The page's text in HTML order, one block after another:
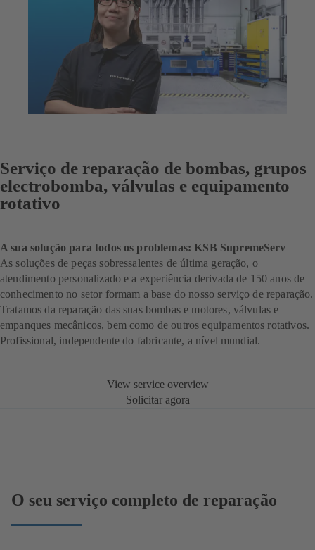
Serviço de reparação de bombas, grupos
electrobomba, válvulas e equipamento
rotativo
A sua solução para todos os problemas: KSB SupremeServ
As soluções de peças sobressalentes de última geração, o
atendimento personalizado e a experiência derivada de 150 anos de
conhecimento no setor formam a base do nosso serviço de reparação.
Tratamos da reparação das suas bombas e motores, válvulas e
empanques mecânicos, bem como de outros equipamentos rotativos.
Profissional, independente do fabricante, a nível mundial.
View service overview
Solicitar agora
O seu serviço completo de reparação